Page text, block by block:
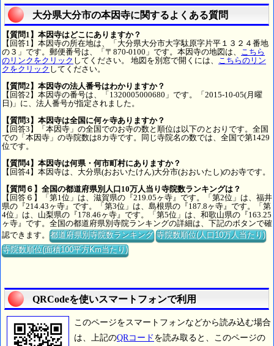
大分県大分市の本因寺に関するよくある質問
【質問1】本因寺はどこにありますか？
【回答1】本因寺の所在地は、「大分県大分市大字駄原字片平１３２４番地
の３」です。郵便番号は、「〒870-0100」です。本因寺の地図は、 こちら
のリンクをクリック してください。 地図を別窓で開くには、 こちらのリン
クをクリック してください。
【質問2】本因寺の法人番号はわかりますか？
【回答2】本因寺の番号は、「1320005000680」です。「2015-10-05(月曜
日)」に、法人番号が指定されました。
【質問3】本因寺は全国に何ヶ寺ありますか？
【回答3】「本因寺」の全国でのお寺の数と順位は以下のとおりです。全国
での「本因寺」の寺院数は8カ寺です。同じ寺院名の数では、全国で第1429
位です。
【質問4】本因寺は何県・何市町村にありますか？
【回答4】本因寺は、大分県(おおいたけん)大分市(おおいたし)のお寺です。
【質問６】全国の都道府県別人口10万人当り寺院数ランキングは？
【回答６】「第1位」は、滋賀県の『219.05ヶ寺』です。「第2位」は、福井
県の『214.43ヶ寺』です。「第3位」は、島根県の『187.8ヶ寺』です。「第
4位」は、山梨県の『178.46ヶ寺』です。「第5位」は、和歌山県の『163.25
ヶ寺』です。全国の都道府県別寺院ランキングの詳細は、下記のボタンで確
認できます。都道府県別寺院数ランキング 寺院数順位(人口10万人当たり)
寺院数順位(面積100平方Km当たり)
QRCodeを使いスマートフォンで利用
このページをスマートフォンなどから読み込む場合
は、上記のQRコード を読み取ると、このページの